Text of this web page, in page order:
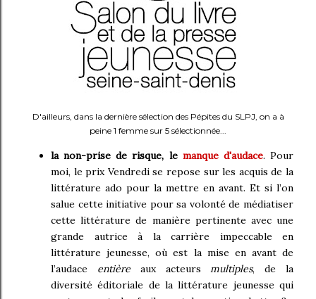
D'ailleurs, dans la dernière sélection des Pépites du SLPJ, on a à
peine 1 femme sur 5 sélectionnée...
la non-prise de risque, le manque d'audace. Pour
moi, le prix Vendredi se repose sur les acquis de la
littérature ado pour la mettre en avant. Et si l’on
salue cette initiative pour sa volonté de médiatiser
cette littérature de manière pertinente avec une
grande autrice à la carrière impeccable en
littérature jeunesse, où est la mise en avant de
l’audace entière aux acteurs multiples, de la
diversité éditoriale de la littérature jeunesse qui